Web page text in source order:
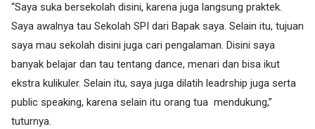
“Saya suka bersekolah disini, karena juga langsung praktek.
Saya awalnya tau Sekolah SPI dari Bapak saya. Selain itu, tujuan
saya mau sekolah disini juga cari pengalaman. Disini saya
banyak belajar dan tau tentang dance, menari dan bisa ikut
ekstra kulikuler. Selain itu, saya juga dilatih leadrship juga serta
public speaking, karena selain itu orang tua mendukung,”
tuturnya.